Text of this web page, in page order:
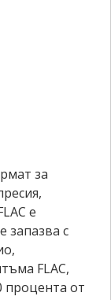
за
е
запазва с
FLAC,
процента от